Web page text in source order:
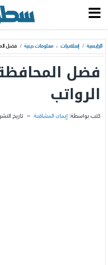
الرئيسية / إسلاميات ، معلومات دينية / فضل
فضل
الرواتب
كتب بواسطة: إيمان المشاقبة – تاريخ